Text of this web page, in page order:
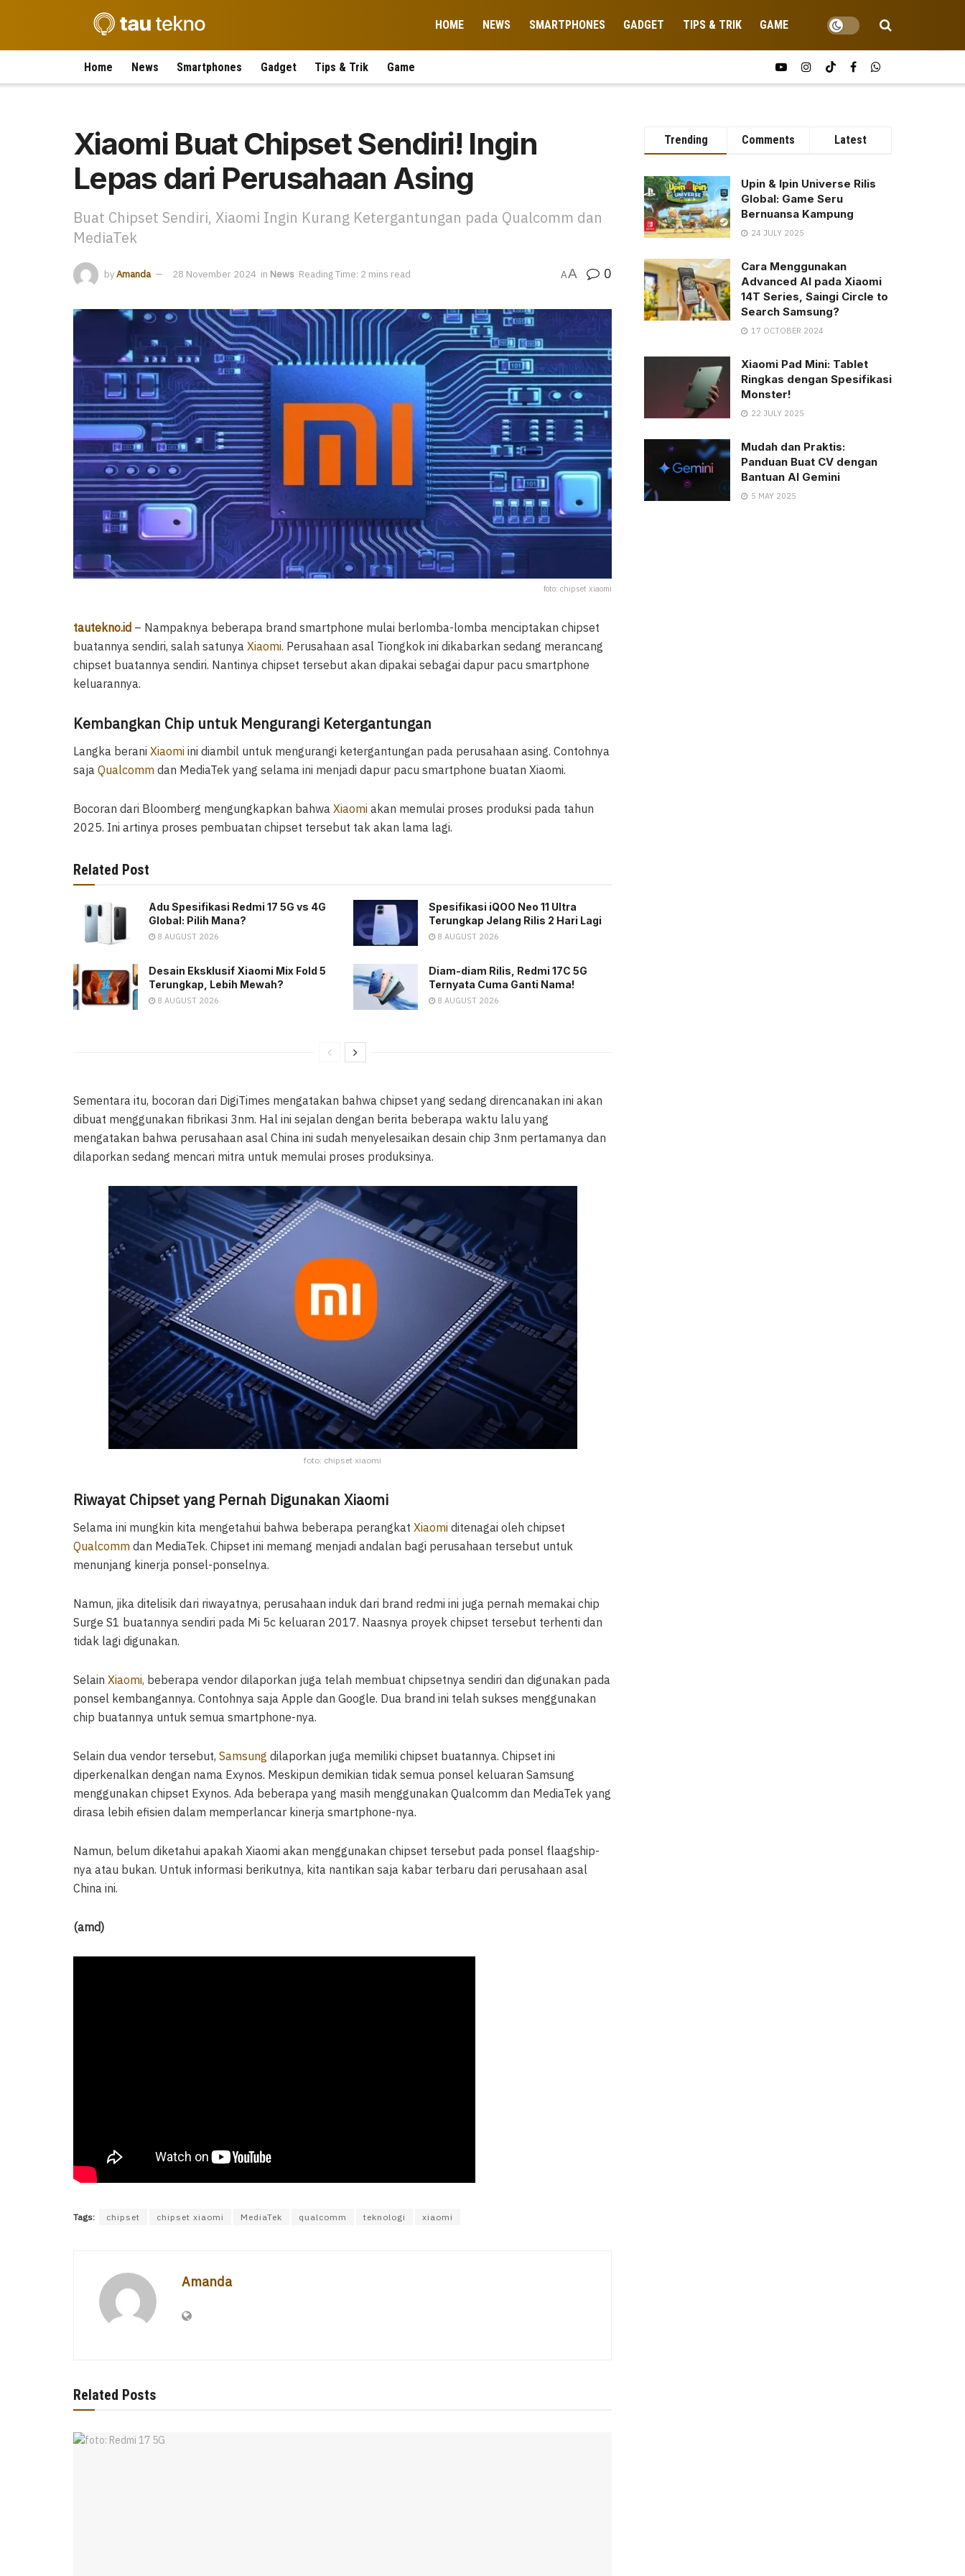
HOME NEWS SMARTPHONES GADGET TIPS & TRIK GAME
Home News Smartphones Gadget Tips & Trik Game
Xiaomi Buat Chipset Sendiri! Ingin
Lepas dari Perusahaan Asing
Buat Chipset Sendiri, Xiaomi Ingin Kurang Ketergantungan pada Qualcomm dan
MediaTek
byAmanda 28 November 2024 in News Reading Time: 2 mins read AA 0
foto: chipset xiaomi
tautekno.id – Nampaknya beberapa brand smartphone mulai berlomba-lomba menciptakan chipset
buatannya sendiri, salah satunya Xiaomi. Perusahaan asal Tiongkok ini dikabarkan sedang merancang
chipset buatannya sendiri. Nantinya chipset tersebut akan dipakai sebagai dapur pacu smartphone
keluarannya.
Kembangkan Chip untuk Mengurangi Ketergantungan
Langka berani Xiaomi ini diambil untuk mengurangi ketergantungan pada perusahaan asing. Contohnya
saja Qualcomm dan MediaTek yang selama ini menjadi dapur pacu smartphone buatan Xiaomi.
Bocoran dari Bloomberg mengungkapkan bahwa Xiaomi akan memulai proses produksi pada tahun
2025. Ini artinya proses pembuatan chipset tersebut tak akan lama lagi.
Related Post
Adu Spesifikasi Redmi 17 5G vs 4G
Global: Pilih Mana?
8 AUGUST 2026
Spesifikasi iQOO Neo 11 Ultra
Terungkap Jelang Rilis 2 Hari Lagi
8 AUGUST 2026
Desain Eksklusif Xiaomi Mix Fold 5
Terungkap, Lebih Mewah?
8 AUGUST 2026
Diam-diam Rilis, Redmi 17C 5G
Ternyata Cuma Ganti Nama!
8 AUGUST 2026
Sementara itu, bocoran dari DigiTimes mengatakan bahwa chipset yang sedang direncanakan ini akan
dibuat menggunakan fibrikasi 3nm. Hal ini sejalan dengan berita beberapa waktu lalu yang
mengatakan bahwa perusahaan asal China ini sudah menyelesaikan desain chip 3nm pertamanya dan
dilaporkan sedang mencari mitra untuk memulai proses produksinya.
foto: chipset xiaomi
Riwayat Chipset yang Pernah Digunakan Xiaomi
Selama ini mungkin kita mengetahui bahwa beberapa perangkat Xiaomi ditenagai oleh chipset
Qualcomm dan MediaTek. Chipset ini memang menjadi andalan bagi perusahaan tersebut untuk
menunjang kinerja ponsel-ponselnya.
Namun, jika ditelisik dari riwayatnya, perusahaan induk dari brand redmi ini juga pernah memakai chip
Surge S1 buatannya sendiri pada Mi 5c keluaran 2017. Naasnya proyek chipset tersebut terhenti dan
tidak lagi digunakan.
Selain Xiaomi, beberapa vendor dilaporkan juga telah membuat chipsetnya sendiri dan digunakan pada
ponsel kembangannya. Contohnya saja Apple dan Google. Dua brand ini telah sukses menggunakan
chip buatannya untuk semua smartphone-nya.
Selain dua vendor tersebut, Samsung dilaporkan juga memiliki chipset buatannya. Chipset ini
diperkenalkan dengan nama Exynos. Meskipun demikian tidak semua ponsel keluaran Samsung
menggunakan chipset Exynos. Ada beberapa yang masih menggunakan Qualcomm dan MediaTek yang
dirasa lebih efisien dalam memperlancar kinerja smartphone-nya.
Namun, belum diketahui apakah Xiaomi akan menggunakan chipset tersebut pada ponsel flaagship-
nya atau bukan. Untuk informasi berikutnya, kita nantikan saja kabar terbaru dari perusahaan asal
China ini.
(amd)
Tags: chipset chipset xiaomi MediaTek qualcomm teknologi xiaomi
Amanda
Related Posts
Trending Comments Latest
Upin & Ipin Universe Rilis
Global: Game Seru
Bernuansa Kampung
24 JULY 2025
Cara Menggunakan
Advanced AI pada Xiaomi
14T Series, Saingi Circle to
Search Samsung?
17 OCTOBER 2024
Xiaomi Pad Mini: Tablet
Ringkas dengan Spesifikasi
Monster!
22 JULY 2025
Mudah dan Praktis:
Panduan Buat CV dengan
Bantuan AI Gemini
5 MAY 2025